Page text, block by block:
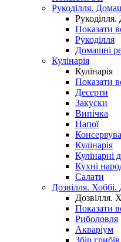
Рукоділля.
Показати
Рукоділля
Домашні
Кулінарія
Кулінарія
Показати
Десерти
Закуски
Випічка
Напої
Кулінарія
Кулінарні
Кухні
Салати
Дозвілля.
Дозвілля.
Показати
Риболовля
Акваріум
Збір